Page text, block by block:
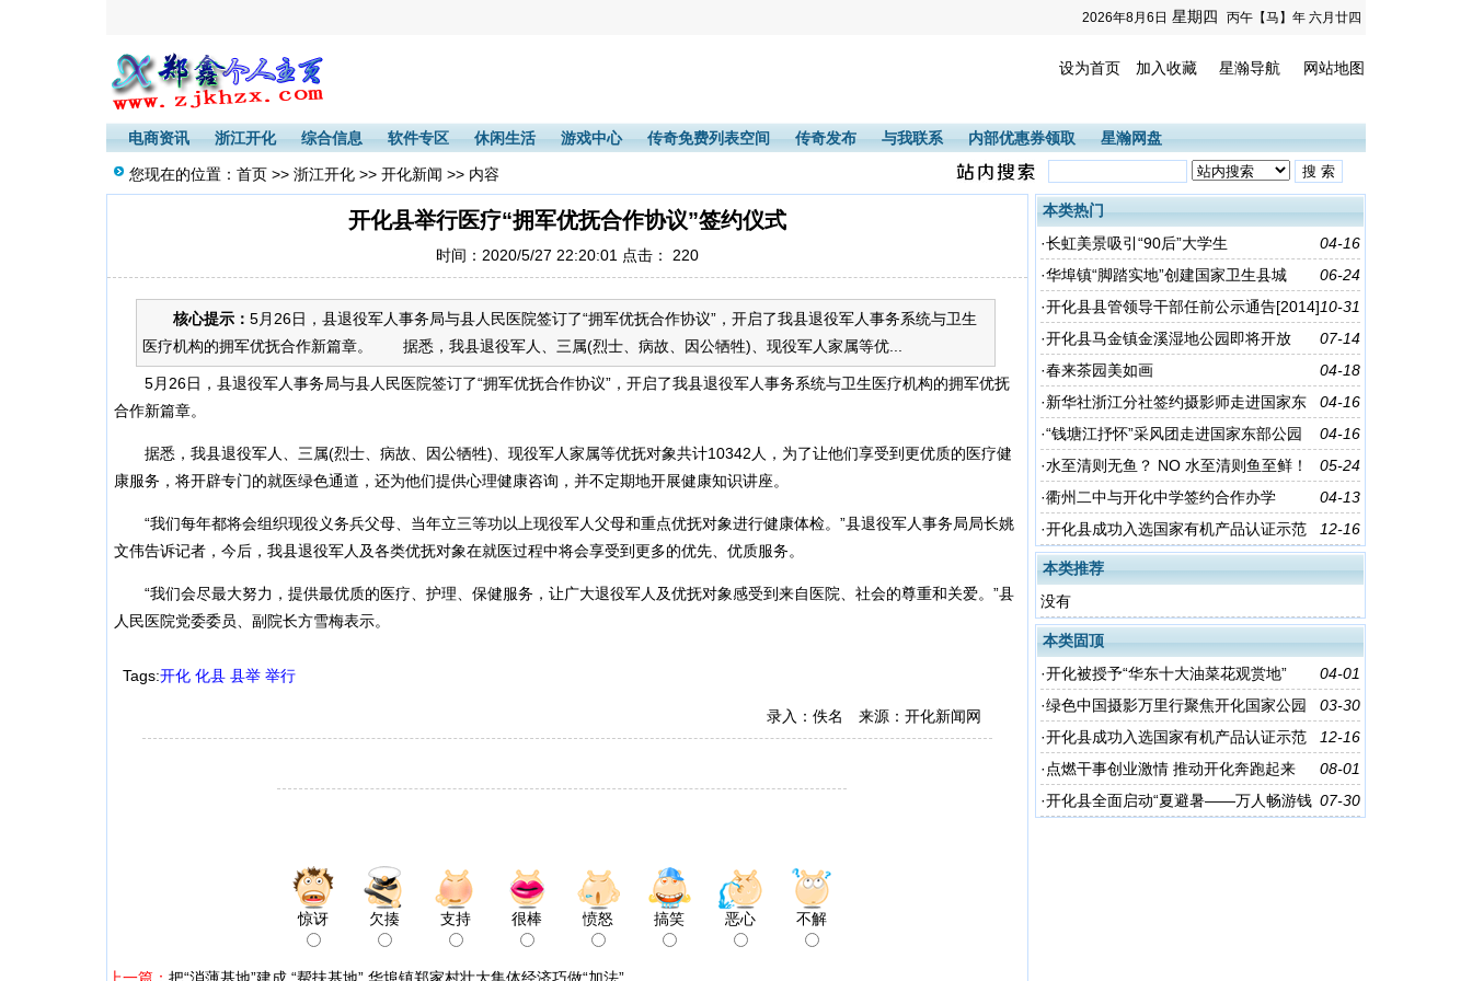
2026年8月6日 星期四 丙午【马】年 六月廿四
设为首页 加入收藏 星瀚导航 网站地图
电商资讯 浙江开化 综合信息 软件专区 休闲生活 游戏中心 传奇免费列表空间 传奇发布 与我联系 内部优惠券领取 星瀚网盘
您现在的位置： 首页 >> 浙江开化 >> 开化新闻 >> 内容
开化县举行医疗“拥军优抚合作协议”签约仪式
时间：2020/5/27 22:20:01 点击： 220
核心提示： 5月26日，县退役军人事务局与县人民医院签订了“拥军优抚合作协议”，开启了我县退役军人事务系统与卫生
医疗机构的拥军优抚合作新篇章。 据悉，我县退役军人、三属(烈士、病故、因公牺牲)、现役军人家属等优...
5月26日，县退役军人事务局与县人民医院签订了“拥军优抚合作协议”，开启了我县退役军人事务系统与卫生医疗机构的拥军优抚
合作新篇章。
据悉，我县退役军人、三属(烈士、病故、因公牺牲)、现役军人家属等优抚对象共计10342人，为了让他们享受到更优质的医疗健
康服务，将开辟专门的就医绿色通道，还为他们提供心理健康咨询，并不定期地开展健康知识讲座。
“我们每年都将会组织现役义务兵父母、当年立三等功以上现役军人父母和重点优抚对象进行健康体检。”县退役军人事务局局长姚
文伟告诉记者，今后，我县退役军人及各类优抚对象在就医过程中将会享受到更多的优先、优质服务。
“我们会尽最大努力，提供最优质的医疗、护理、保健服务，让广大退役军人及优抚对象感受到来自医院、社会的尊重和关爱。”县
人民医院党委委员、副院长方雪梅表示。
Tags:开化 化县 县举 举行
录入：佚名 来源：开化新闻网
惊讶 欠揍 支持 很棒 愤怒 搞笑 恶心 不解
本类热门
04-16
·长虹美景吸引“90后”大学生
06-24
·华埠镇“脚踏实地”创建国家卫生县城
10-31
·开化县县管领导干部任前公示通告[2014]
8号
07-14
·开化县马金镇金溪湿地公园即将开放
04-18
·春来茶园美如画
04-16
·新华社浙江分社签约摄影师走进国家东
部公园
04-16
·“钱塘江抒怀”采风团走进国家东部公园
05-24
·水至清则无鱼？ NO 水至清则鱼至鲜！
去何田吃清水鱼吧
04-13
·衢州二中与开化中学签约合作办学
12-16
·开化县成功入选国家有机产品认证示范
创建区
本类推荐
没有
本类固顶
04-01
·开化被授予“华东十大油菜花观赏地”
03-30
·绿色中国摄影万里行聚焦开化国家公园
12-16
·开化县成功入选国家有机产品认证示范
创建区
08-01
· 点燃干事创业激情 推动开化奔跑起来
07-30
·开化县全面启动“夏避暑——万人畅游钱